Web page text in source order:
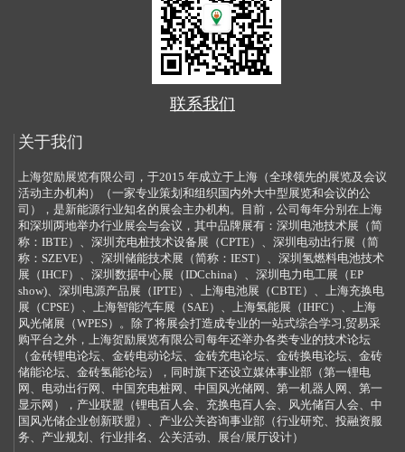
联系我们
关于我们
上海贺励展览有限公司，于2015 年成立于上海（全球领先的展览及会议
活动主办机构）（一家专业策划和组织国内外大中型展览和会议的公
司），是新能源行业知名的展会主办机构。目前，公司每年分别在上海
和深圳两地举办行业展会与会议，其中品牌展有：深圳电池技术展（简
称：IBTE）、深圳充电桩技术设备展（CPTE）、深圳电动出行展（简
称：SZEVE）、深圳储能技术展（简称：IEST）、深圳氢燃料电池技术
展（IHCF）、深圳数据中心展（IDCchina）、深圳电力电工展（EP
show)、深圳电源产品展（IPTE）、上海电池展（CBTE）、上海充换电
展（CPSE）、上海智能汽车展（SAE）、上海氢能展（IHFC）、上海
风光储展（WPES）。除了将展会打造成专业的一站式综合学习,贸易采
购平台之外，上海贺励展览有限公司每年还举办各类专业的技术论坛
（金砖锂电论坛、金砖电动论坛、金砖充电论坛、金砖换电论坛、金砖
储能论坛、金砖氢能论坛），同时旗下还设立媒体事业部（第一锂电
网、电动出行网、中国充电桩网、中国风光储网、第一机器人网、第一
显示网），产业联盟（锂电百人会、充换电百人会、风光储百人会、中
国风光储企业创新联盟）、产业公关咨询事业部（行业研究、投融资服
务、产业规划、行业排名、公关活动、展台/展厅设计）